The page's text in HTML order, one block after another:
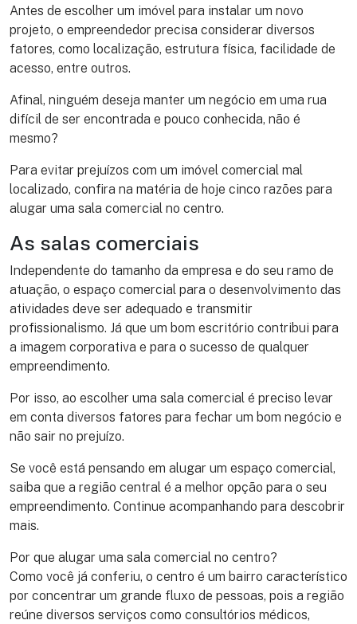
Antes de escolher um imóvel para instalar um novo
projeto, o empreendedor precisa considerar diversos
fatores, como localização, estrutura física, facilidade de
acesso, entre outros.
Afinal, ninguém deseja manter um negócio em uma rua
difícil de ser encontrada e pouco conhecida, não é
mesmo?
Para evitar prejuízos com um imóvel comercial mal
localizado, confira na matéria de hoje cinco razões para
alugar uma sala comercial no centro.
As salas comerciais
Independente do tamanho da empresa e do seu ramo de
atuação, o espaço comercial para o desenvolvimento das
atividades deve ser adequado e transmitir
profissionalismo. Já que um bom escritório contribui para
a imagem corporativa e para o sucesso de qualquer
empreendimento.
Por isso, ao escolher uma sala comercial é preciso levar
em conta diversos fatores para fechar um bom negócio e
não sair no prejuízo.
Se você está pensando em alugar um espaço comercial,
saiba que a região central é a melhor opção para o seu
empreendimento. Continue acompanhando para descobrir
mais.
Por que alugar uma sala comercial no centro?
Como você já conferiu, o centro é um bairro característico
por concentrar um grande fluxo de pessoas, pois a região
reúne diversos serviços como consultórios médicos,